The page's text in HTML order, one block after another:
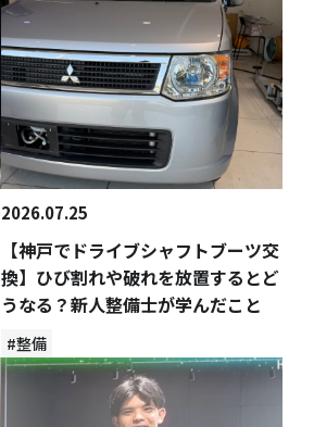
2026.07.25
【神戸でドライブシャフトブーツ交
換】ひび割れや破れを放置するとど
うなる？新人整備士が学んだこと
#整備